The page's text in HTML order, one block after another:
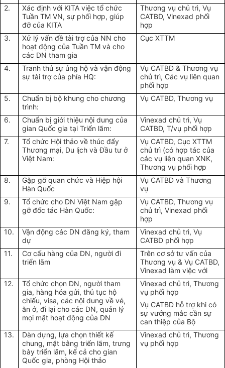
2.
Xác định với KITA việc tổ chức
Tuần TM VN, sự phối hợp, giúp
đỡ của KITA
Thương vụ chủ trì, Vụ
CATBD, Vinexad phối
hợp
3.
Xử lý vấn đề tài trợ của NN cho
hoạt động của Tuần TM và cho
các DN tham gia
Cục XTTM
4.
Tranh thủ sự ủng hộ và vận động
sự tài trợ của phía HQ:
Vụ CATBD & Thương vụ
chủ trì, Các vụ liên quan
phối hợp
5.
Chuẩn bị bộ khung cho chương
trình:
Vụ CATBD, Thương vụ
6.
Chuẩn bị giới thiệu nội dung của
gian Quốc gia tại Triển lãm:
Vinexad chủ trì, Vụ
CATBD, T/vụ phối hợp
7.
Tổ chức Hội thảo về thúc đẩy
Thương mại, Du lịch và Đầu tư ở
Việt Nam:
Vụ CATBD, Cục XTTM
chủ trì (có hợp tác của
các vụ liên quan XNK,
Thương vụ phối hợp
8.
Gặp gỡ quan chức và Hiệp hội
Hàn Quốc
Vụ CATBD và Thương
vụ
9.
Tổ chức cho DN Việt Nam gặp
gỡ đốc tác Hàn Quốc:
Vụ CATBD, Thương vụ
chủ trì, Vinexad phối
hợp
10.
Vận động các DN đăng ký, tham
dự
Vinexad chủ trì, Vụ
CATBD phối hợp
11.
Cơ cấu hàng của DN, người đi
triển lãm
Trên cơ sở tư vấn của
Thương vụ & Vụ CATBD,
Vinexad làm việc với
12.
Tổ chức chọn DN, người tham
gia, hàng hóa gửi, thủ tục hộ
chiếu, visa, các nội dung về vé,
ăn ở, đi lại cho các DN, quản lý
mọi mặt hoạt động của DN
Vinexad chủ trì, Thương
vụ phối hợp
Vụ CATBD hỗ trợ khi có
sự vướng mắc cần sự
can thiệp của Bộ
13.
Dàn dựng, lựa chọn thiết kế
chung, mặt bằng triển lãm, trưng
bày triển lãm, kể cả cho gian
Quốc gia, phòng Hội thảo
Vinexad chủ trì, Thương
vụ phối hợp